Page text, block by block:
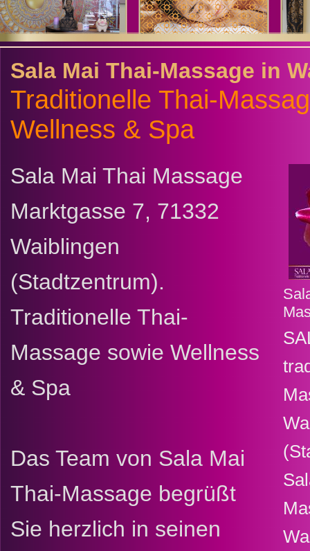
Sala Mai Thai-Massage in
Traditionelle Thai-
Wellness & Spa
Sala Mai Thai Massage
Marktgasse 7, 71332
Waiblingen
(Stadtzentrum).
Traditionelle Thai-
Massage sowie Wellness
& Spa
Das Team von Sala Mai
Thai-Massage begrüßt
Sie herzlich in seinen